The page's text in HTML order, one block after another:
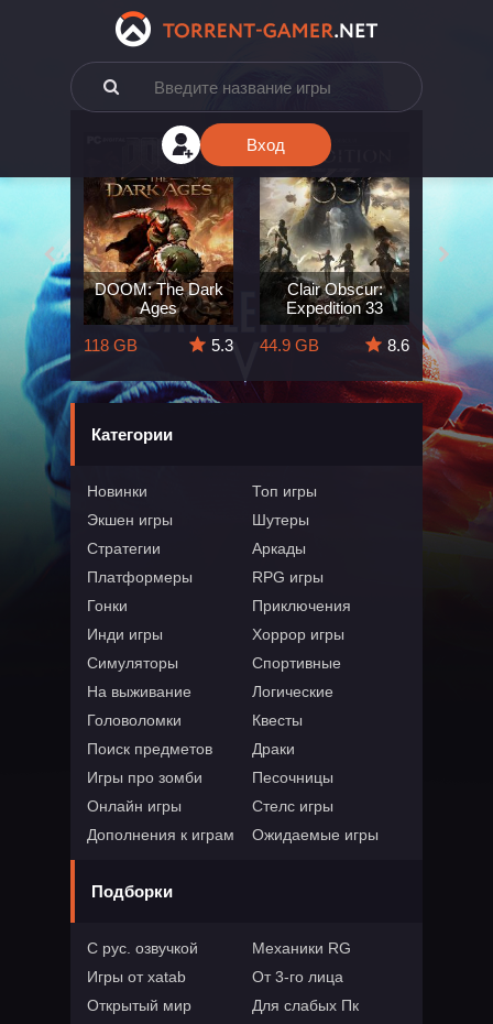
Вход
The
5.7
DOOM: The Dark
Ages
118 GB
5.3
Clair Obscur:
Expedition 33
44.9 GB
8.6
164 GB
Категории
Новинки
Топ игры
Экшен игры
Шутеры
Стратегии
Аркады
Платформеры
RPG игры
Гонки
Приключения
Инди игры
Хоррор игры
Симуляторы
Спортивные
На выживание
Логические
Головоломки
Квесты
Поиск предметов
Драки
Игры про зомби
Песочницы
Онлайн игры
Стелс игры
Дополнения к играм
Ожидаемые игры
Подборки
С рус. озвучкой
Механики RG
Игры от xatab
От 3-го лица
Открытый мир
Для слабых Пк